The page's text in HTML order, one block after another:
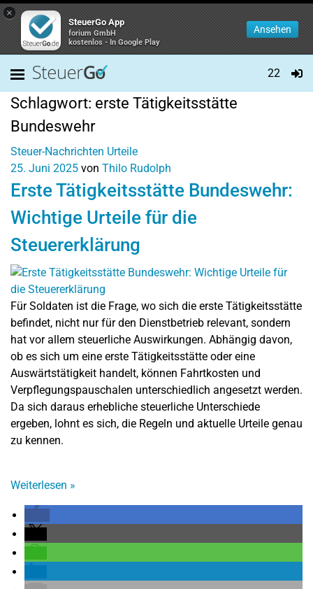
×
SteuerGo App
forium GmbH
kostenlos - In Google Play
Ansehen
22
Schlagwort: erste Tätigkeitsstätte
Bundeswehr
Steuer-Nachrichten Urteile
25. Juni 2025 von Thilo Rudolph
Erste Tätigkeitsstätte Bundeswehr:
Wichtige Urteile für die
Steuererklärung
Für Soldaten ist die Frage, wo sich die erste Tätigkeitsstätte
befindet, nicht nur für den Dienstbetrieb relevant, sondern
hat vor allem steuerliche Auswirkungen. Abhängig davon,
ob es sich um eine erste Tätigkeitsstätte oder eine
Auswärtstätigkeit handelt, können Fahrtkosten und
Verpflegungspauschalen unterschiedlich angesetzt werden.
Da sich daraus erhebliche steuerliche Unterschiede
ergeben, lohnt es sich, die Regeln und aktuelle Urteile genau
zu kennen.
Weiterlesen »